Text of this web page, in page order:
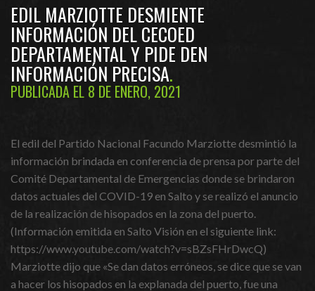
EDIL MARZIOTTE DESMIENTE
INFORMACIÓN DEL CECOED
DEPARTAMENTAL Y PIDE DEN
INFORMACIÓN PRECISA
PUBLICADA EL 8 DE ENERO, 2021
El edil del Partido Nacional Facundo Marziotte desmintió la
información brindada en conferencia de prensa por parte del
Comité Departamental de Emergencias donde se brindaron
datos actuales del COVID-19 en Salto y se realizó el anuncio
de la realización de hisopados en la zona del puerto.
(Información emitida en Salto Visión en el siguiente link:
https://www.youtube.com/watch?v=sBZsFHrDwcQ)
Marziotte dijo que «Se dan datos erróneos, se dice que se van
a hacer los hisopados en la explanada del puerto, fue una